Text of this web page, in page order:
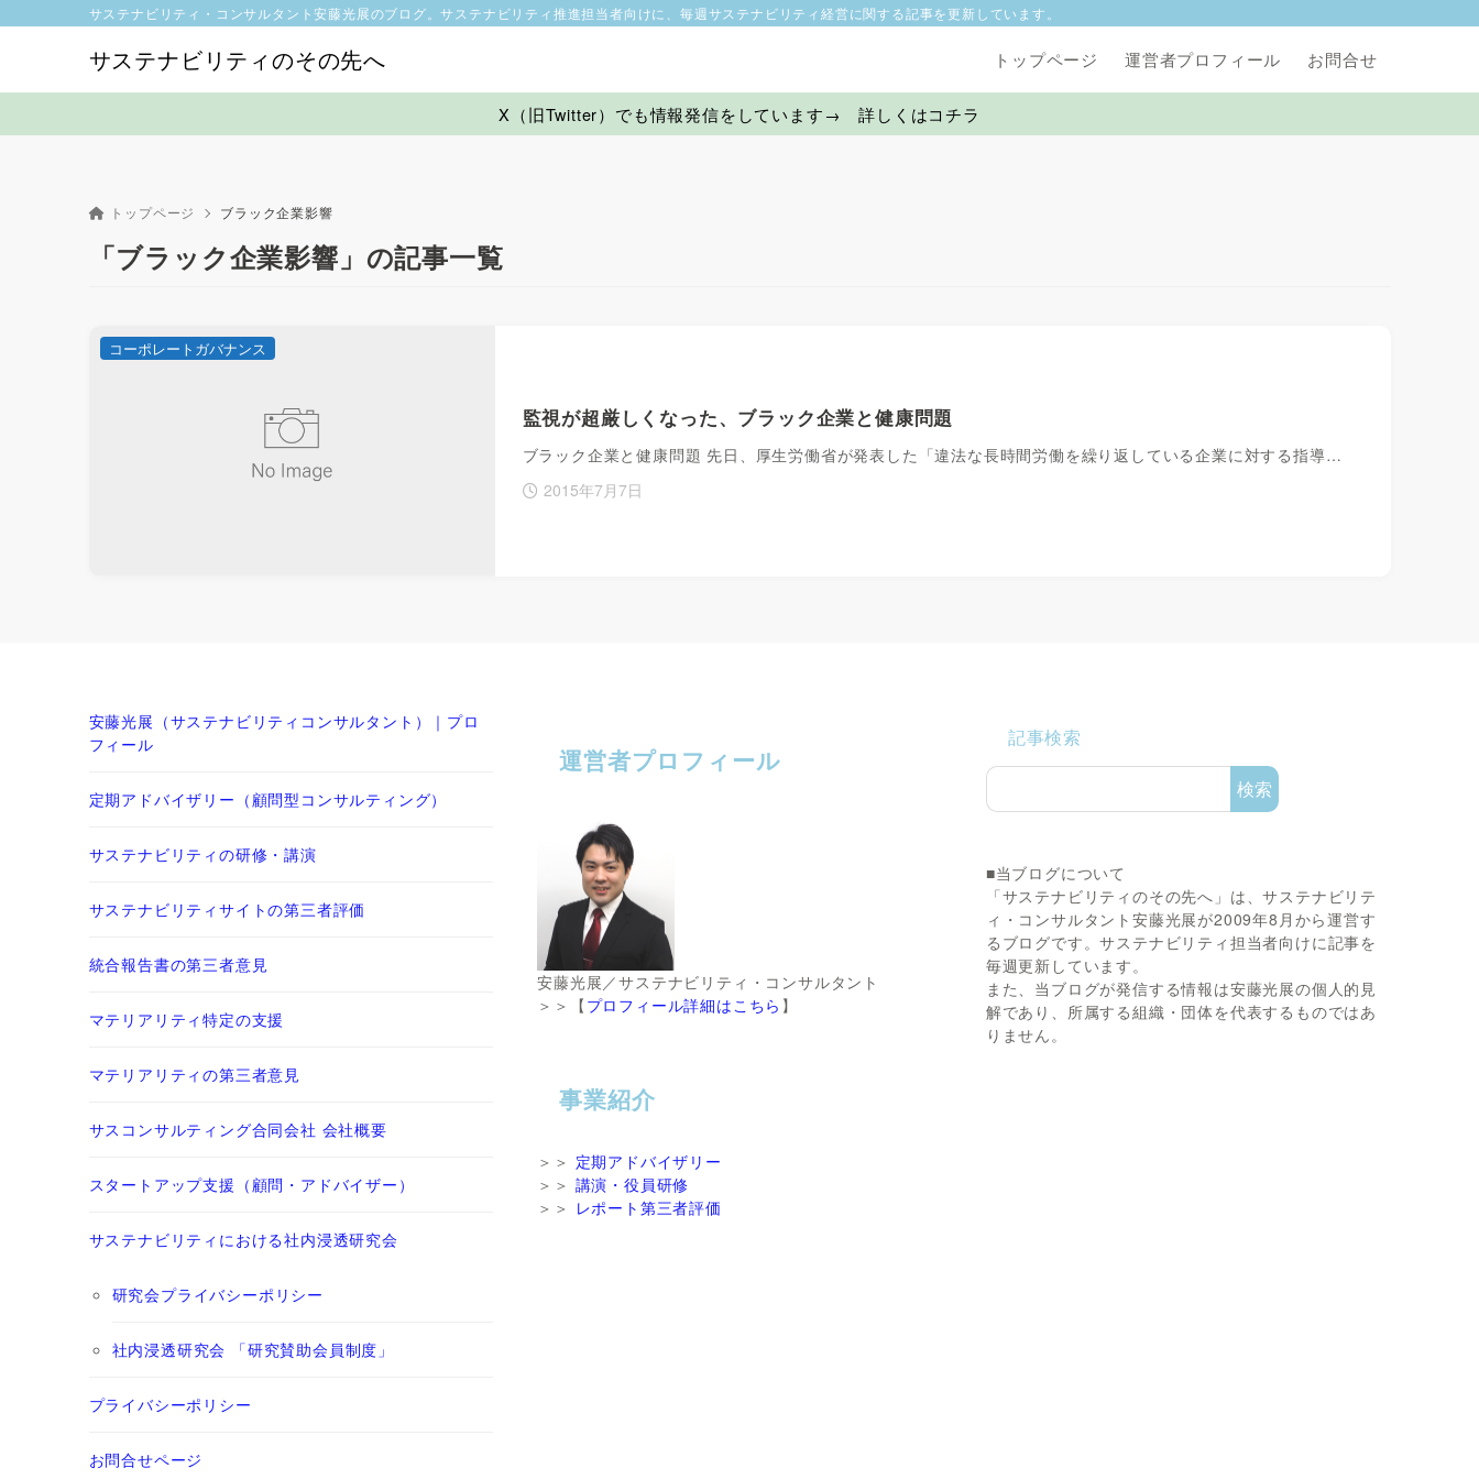
サステナビリティのその先へ
サステナビリティ・コンサルタント安藤光展のブログ。サステナビリティ推進担当者向けに、毎週サステナビリティ経営に関する記事を更新しています。
トップページ 運営者プロフィール お問合せ
X（旧Twitter）でも情報発信をしています→ 詳しくはコチラ
トップページ ブラック企業影響
「ブラック企業影響」の記事一覧
監視が超厳しくなった、ブラック企業と健康問題
ブラック企業と健康問題 先日、厚生労働省が発表した「違法な長時間労働を繰り返している企業に対する指導…
2015年7月7日
コーポレートガバナンス
安藤光展（サステナビリティコンサルタント）｜プロ
フィール
定期アドバイザリー（顧問型コンサルティング）
サステナビリティの研修・講演
サステナビリティサイトの第三者評価
統合報告書の第三者意見
マテリアリティ特定の支援
マテリアリティの第三者意見
サスコンサルティング合同会社 会社概要
スタートアップ支援（顧問・アドバイザー）
サステナビリティにおける社内浸透研究会
研究会プライバシーポリシー
社内浸透研究会 「研究賛助会員制度」
プライバシーポリシー
お問合せページ
運営者プロフィール
安藤光展／サステナビリティ・コンサルタント
＞＞【 プロフィール詳細はこちら 】
事業紹介
＞＞ 定期アドバイザリー
＞＞ 講演・役員研修
＞＞ レポート第三者評価
記事検索
検索
■当ブログについて
「サステナビリティのその先へ」は、サステナビリテ
ィ・コンサルタント安藤光展が2009年8月から運営す
るブログです。サステナビリティ担当者向けに記事を
毎週更新しています。
また、当ブログが発信する情報は安藤光展の個人的見
解であり、所属する組織・団体を代表するものではあ
りません。